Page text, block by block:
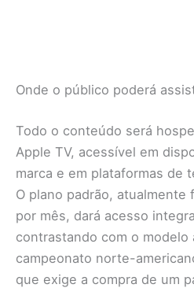
Onde o público poderá
Todo o conteúdo será
Apple TV, acessível em
marca e em plataformas de
O plano padrão, atualmente
por mês, dará acesso
contrastando com o modelo
campeonato norte-
que exige a compra de um